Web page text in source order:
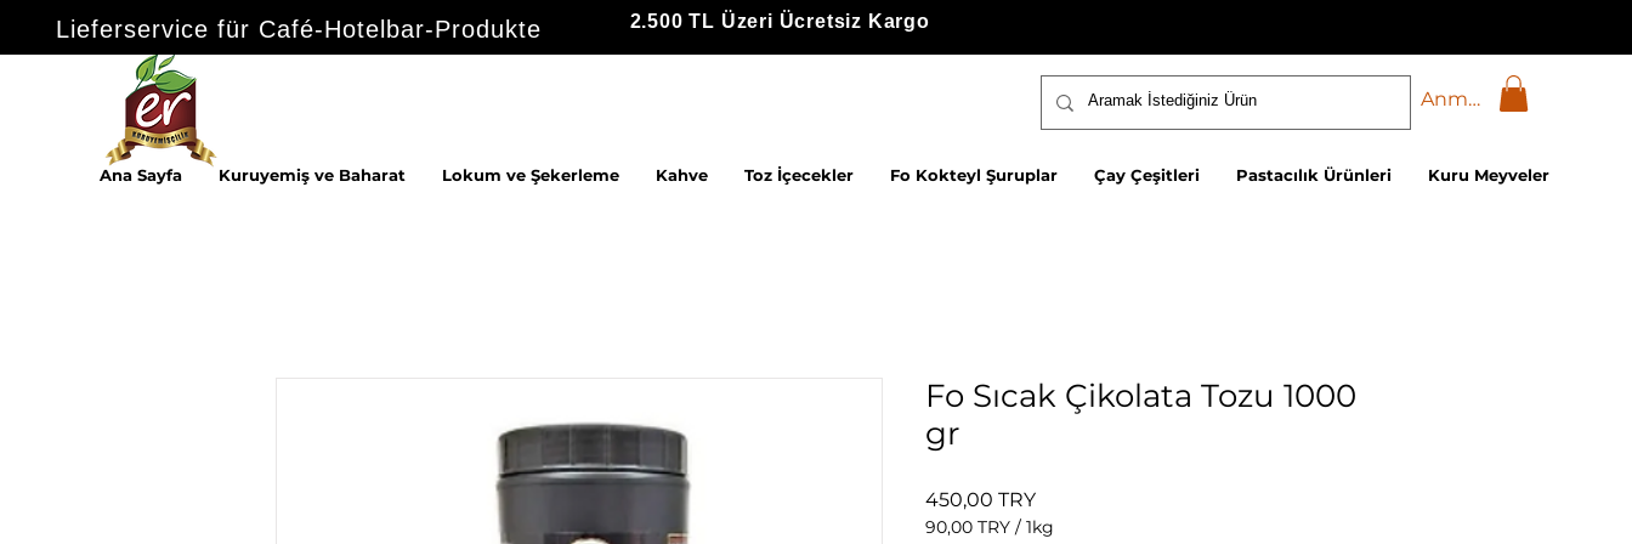
Lieferservice für Café-Hotelbar-Produkte 2.500 TL Üzeri Ücretsiz Kargo
Anmelden
Ana Sayfa Kuruyemiş ve Baharat Lokum ve Şekerleme Kahve Toz İçecekler Fo Kokteyl Şuruplar Çay Çeşitleri Pastacılık Ürünleri Kuru Meyveler
Fo Sıcak Çikolata Tozu 1000
gr
450,00 TRYPreis
90,00 TRY / 1kg